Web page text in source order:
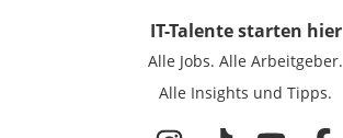
IT-Talentestarten hier
Alle Jobs. Alle Arbeitgeber.
Alle Insights und Tipps.